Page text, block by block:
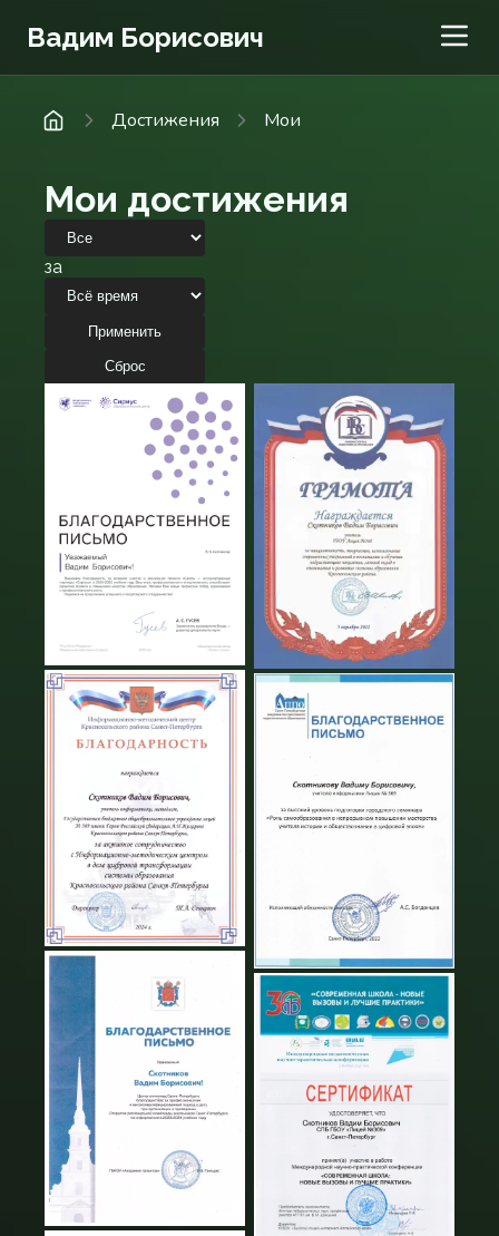
Вадим Борисович
Достижения Мои
Мои достижения
за
Применить
Сброс